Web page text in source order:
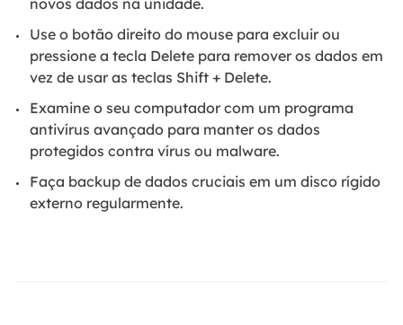
novos dados na unidade.
Use o botão direito do mouse para excluir ou
pressione a tecla Delete para remover os dados em
vez de usar as teclas Shift + Delete.
Examine o seu computador com um programa
antivírus avançado para manter os dados
protegidos contra vírus ou malware.
Faça backup de dados cruciais em um disco rígido
externo regularmente.